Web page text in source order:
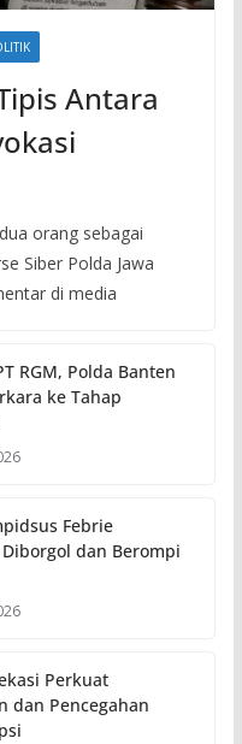
Antara
orang sebagai
Siber Polda Jawa
di media
RGM, Polda Banten
ke Tahap
Febrie
dan Berompi
Perkuat
dan Pencegahan